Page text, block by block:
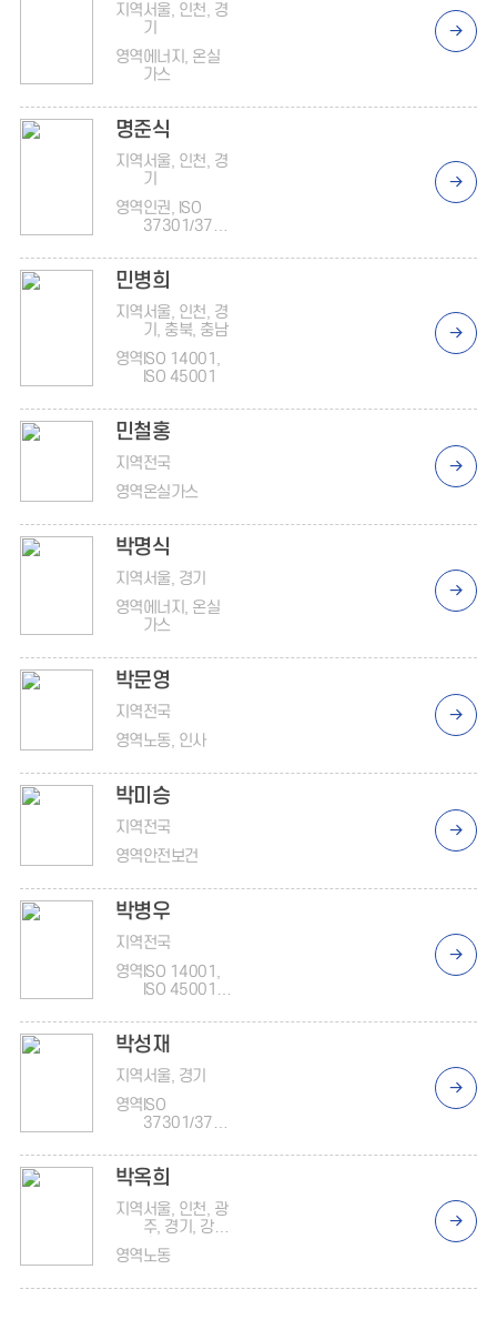
지역서울, 인천, 경
기
영역에너지, 온실
가스
명준식
지역서울, 인천, 경
기
영역인권, ISO
37301/3700
노동, 에너지
민병희
지역서울, 인천, 경
기, 충북, 충남
영역 ISO 14001,
ISO 45001
민철홍
지역전국
영역온실가스
박명식
지역서울, 경기
영역에너지, 온실
가스
박문영
지역전국
영역노동, 인사
박미승
지역전국
영역안전보건
박병우
지역전국
영역 ISO 14001,
ISO 45001,
실가스
박성재
지역서울, 경기
영역 ISO
37301/3700
14001, ISO
50001, ISO
준법(반부패),
사회공헌
박옥희
지역서울, 인천, 광
주, 경기, 강원,
충북, 전북, 전
남
영역노동